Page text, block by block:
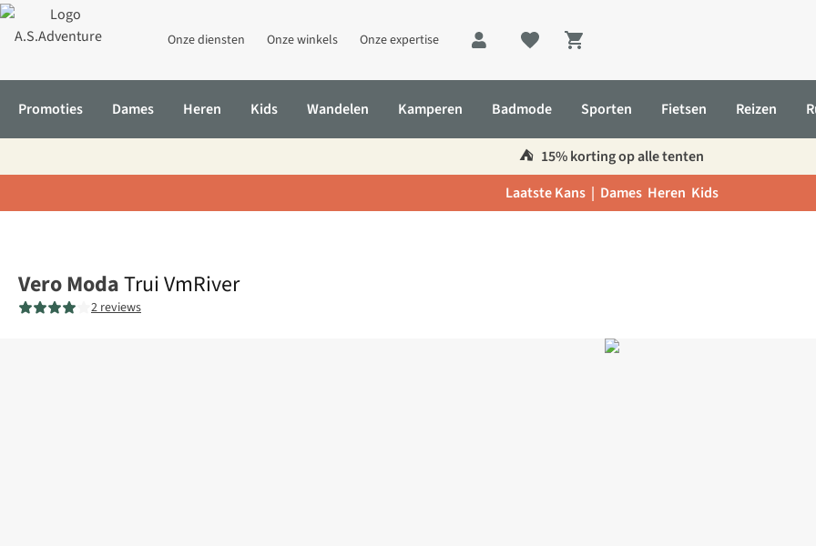
Onze diensten Onze winkels Onze expertise
Shopping cart
Promoties Dames Heren Kids Wandelen Kamperen Badmode Sporten Fietsen Reizen
⛺️ 15% korting op alle tenten
Laatste Kans | Dames Heren Kids
Vero ModaTrui VmRiver
2 reviews